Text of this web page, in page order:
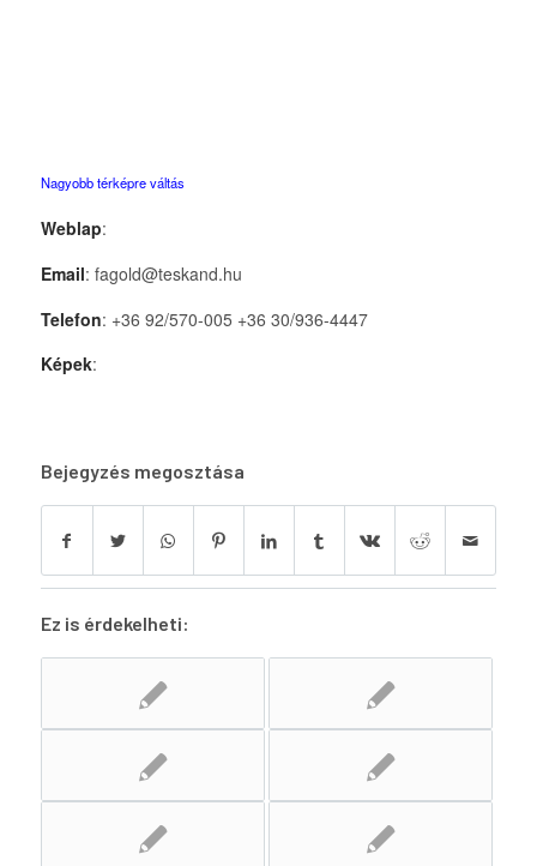
Nagyobb térképre váltás
Weblap:
Email: fagold@teskand.hu
Telefon: +36 92/570-005 +36 30/936-4447
Képek:
Bejegyzés megosztása
Ez is érdekelheti: